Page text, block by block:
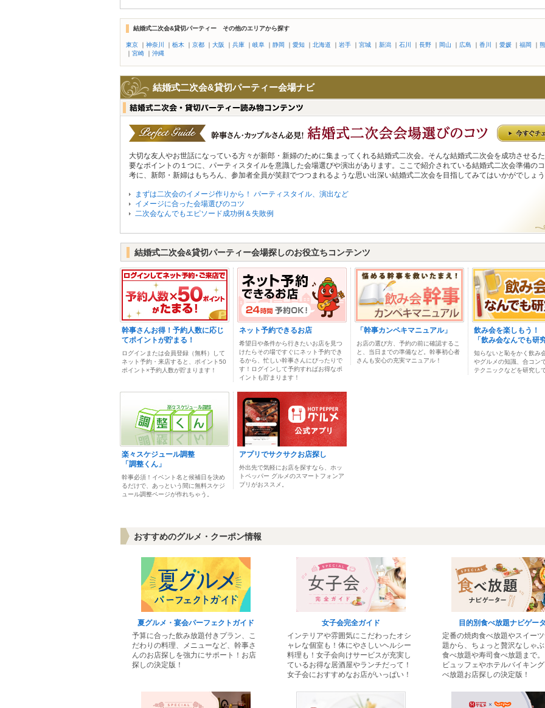
結婚式二次会&貸切パーティー その他のエリアから探す
東京 ｜ 神奈川 ｜ 栃木 ｜ 京都 ｜ 大阪 ｜ 兵庫 ｜ 岐阜 ｜ 静岡 ｜ 愛知 ｜ 北海道 ｜ 岩手 ｜ 宮城 ｜ 新潟 ｜ 石川 ｜ 長野 ｜ 岡山 ｜ 広島 ｜ 香川 ｜ 愛媛 ｜ 福岡 ｜
｜ 宮崎 ｜ 沖縄
結婚式二次会&貸切パーティー会場ナビ
大切な友人やお世話になっている方々が新郎・新婦のために集まってくれる結婚式二次会。そんな結婚式二次会を成功させる
要なポイントの１つに、パーティスタイルを意識した会場選びや演出があります。ここで紹介されている結婚式二次会準備の
考に、新郎・新婦はもちろん、参加者全員が笑顔でつつまれるような思い出深い結婚式二次会を目指してみてはいかがでしょ
まずは二次会のイメージ作りから！ パーティスタイル、演出など
イメージに合った会場選びのコツ
二次会なんでもエピソード成功例＆失敗例
結婚式二次会&貸切パーティー会場探しのお役立ちコンテンツ
幹事さんお得！予約人数に応じ
てポイントが貯まる！
ログインまたは会員登録（無料）して
ネット予約・来店すると、ポイント50
ポイント×予約人数が貯まります！
ネット予約できるお店
希望日や条件から行きたいお店を見つ
けたらその場ですぐにネット予約でき
るから、忙しい幹事さんにぴったりで
す！ログインして予約すればお得なポ
イントも貯まります！
「幹事カンペキマニュアル」
お店の選び方、予約の前に確認するこ
と、当日までの準備など。幹事初心者
さんも安心の充実マニュアル！
飲み会を楽しもう！
「飲み会なんでも研
知らないと恥をかく飲み
やグルメの知識、合コン
テクニックなどを研究し
楽々スケジュール調整
「調整くん」
幹事必須！イベント名と候補日を決め
るだけで、あっという間に無料スケジ
ュール調整ページが作れちゃう。
アプリでサクサクお店探し
外出先で気軽にお店を探すなら、ホッ
トペッパー グルメのスマートフォンア
プリがおススメ。
おすすめのグルメ・クーポン情報
夏グルメ・宴会パーフェクトガイド
予算に合った飲み放題付きプラン、こ
だわりの料理、メニューなど、幹事さ
んのお店探しを強力にサポート！お店
探しの決定版！
女子会完全ガイド
インテリアや雰囲気にこだわったオシ
ャレな個室も！体にやさしいヘルシー
料理も！女子会向けサービスが充実し
ているお得な居酒屋やランチだって！
女子会におすすめなお店がいっぱい！
目的別食べ放題ナビゲー
定番の焼肉食べ放題やスイー
題から、ちょっと贅沢なしゃ
食べ放題や寿司食べ放題まで
ビュッフェやホテルバイキン
べ放題お店探しの決定版！